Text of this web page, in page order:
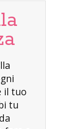
il tuo
tu